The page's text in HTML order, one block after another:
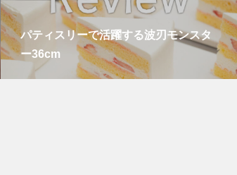
パティスリーで活躍する波刃モンスタ
ー36cm